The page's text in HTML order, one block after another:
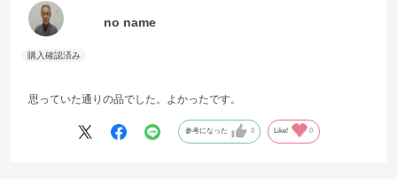
no name
思っていた通りの品でした。よかったです。
参考になった 0 Like! 0